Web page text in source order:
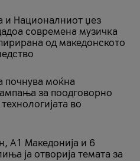
и Националниот џез
современа музичка
од македонското
почнува моќна
за поодговорно
во
A1 Македонија и 6
ја отворија темата за